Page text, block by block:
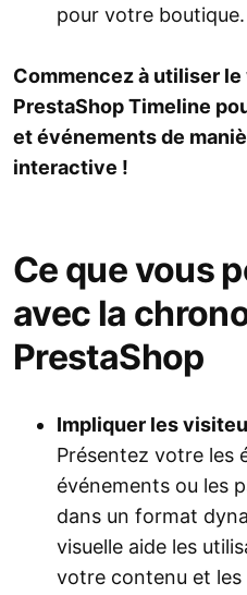
pour votre boutique.
Commencez à utiliser
PrestaShop Timeline
et événements de
interactive !
Ce que vous
avec la
PrestaShop
Impliquer les
Présentez votre les
événements ou les
dans un format
visuelle aide les
votre contenu et